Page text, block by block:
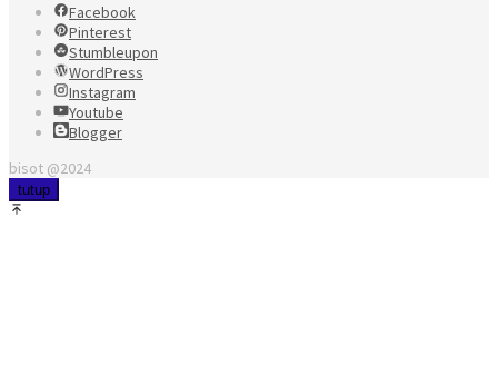
Facebook
Pinterest
Stumbleupon
WordPress
Instagram
Youtube
Blogger
bisot @2024
tutup